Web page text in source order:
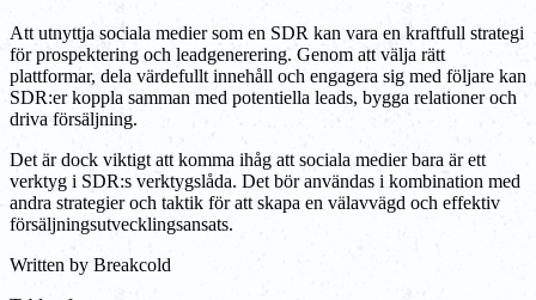
Att utnyttja sociala medier som en SDR kan vara en kraftfull strategi
för prospektering och leadgenerering. Genom att välja rätt
plattformar, dela värdefullt innehåll och engagera sig med följare kan
SDR:er koppla samman med potentiella leads, bygga relationer och
driva försäljning.
Det är dock viktigt att komma ihåg att sociala medier bara är ett
verktyg i SDR:s verktygslåda. Det bör användas i kombination med
andra strategier och taktik för att skapa en välavvägd och effektiv
försäljningsutvecklingsansats.
Written by Breakcold